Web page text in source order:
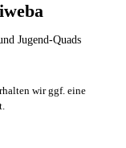
Jugend-Quads
wir ggf. eine